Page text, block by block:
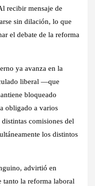
recibir mensaje de
sin dilación, lo que
el debate de la reforma
ya avanza en la
liberal —que
bloqueado
obligado a varios
comisiones del
los distintos
, advirtió en
tanto la reforma laboral